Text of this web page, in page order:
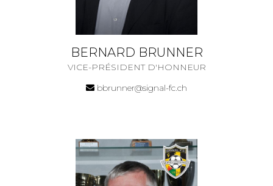
BERNARD BRUNNER
VICE-PRÉSIDENT D'HONNEUR
bbrunner@signal-fc.ch